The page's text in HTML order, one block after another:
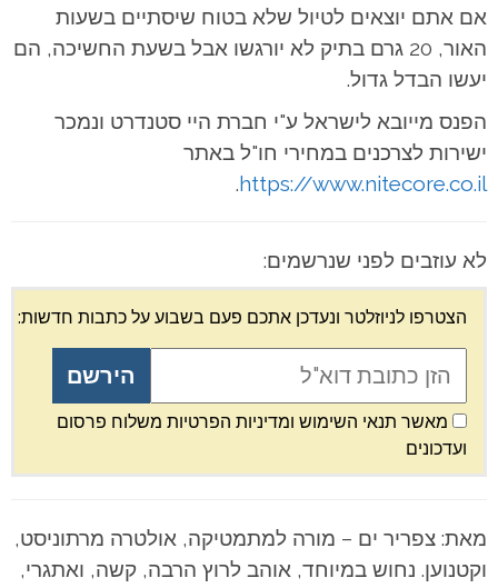
אם אתם יוצאים לטיול שלא בטוח שיסתיים בשעות
האור, 20 גרם בתיק לא יורגשו אבל בשעת החשיכה, הם
יעשו הבדל גדול.
הפנס מייובא לישראל ע"י חברת היי סטנדרט ונמכר
ישירות לצרכנים במחירי חו"ל באתר
https://www.nitecore.co.il
.
לא עוזבים לפני שנרשמים:
הצטרפו לניוזלטר ונעדכן אתכם פעם בשבוע על כתבות חדשות:
מאשר תנאי השימוש ומדיניות הפרטיות משלוח פרסום
ועדכונים
מאת: צפריר ים – מורה למתמטיקה, אולטרה מרתוניסט,
וקטנוען. נחוש במיוחד, אוהב לרוץ הרבה, קשה, ואתגרי,